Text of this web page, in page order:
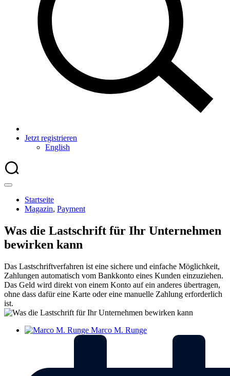
Jetzt registrieren
English
Startseite
Magazin, Payment
Was die Lastschrift für Ihr Unternehmen
bewirken kann
Das Lastschriftverfahren ist eine sichere und einfache Möglichkeit,
Zahlungen automatisch vom Bankkonto eines Kunden einzuziehen.
Das Geld wird direkt von einem Konto auf ein anderes übertragen,
ohne dass dafür eine Karte oder eine manuelle Zahlung erforderlich
ist.
Marco M. Runge